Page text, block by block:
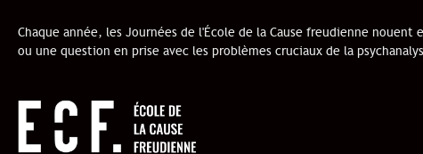
Chaque année, les Journées de l'École de la Cause freudienne
ou une question en prise avec les problèmes cruciaux de la